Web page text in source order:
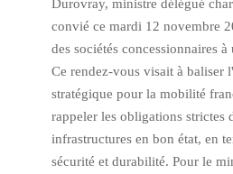
Durovray, ministre délégué
convié ce mardi 12 novembre
des sociétés concessionnaires
Ce rendez-vous visait à baliser
stratégique pour la mobilité
rappeler les obligations strictes
infrastructures en bon état, en
sécurité et durabilité. Pour le